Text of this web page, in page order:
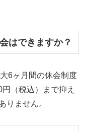
はできますか？
6ヶ月間の休会制度
（税込）まで抑え
りません。